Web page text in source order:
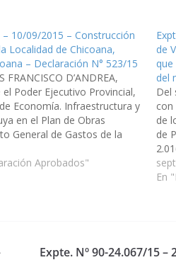
– 10/09/2015 – Construcción
Localidad de Chicoana,
– Declaración N° 523/15
D’ANDREA,
Poder Ejecutivo Provincial,
Economía. Infraestructura y
en el Plan de Obras
General de Gastos de la
la construcción de cien
de…Aprobados"
de
que
del
Del
con
de
de
que
ser
En
Expte. Nº 90-24.067/15